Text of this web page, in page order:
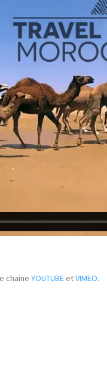
chaine YOUTUBE etVIMEO.